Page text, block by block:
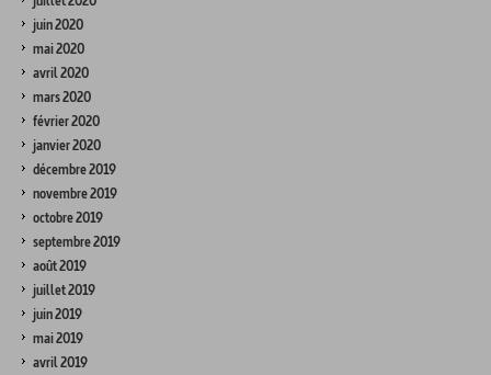
juin 2020
mai 2020
avril 2020
mars 2020
février 2020
janvier 2020
décembre 2019
novembre 2019
octobre 2019
septembre 2019
août 2019
juillet 2019
juin 2019
mai 2019
avril 2019